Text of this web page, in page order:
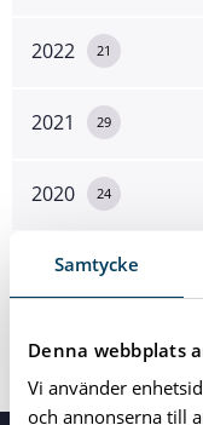
Samtycke
Denna webbplats
Vi använder
och annonserna till
2022 21
2021 29
2020 24
2019 33